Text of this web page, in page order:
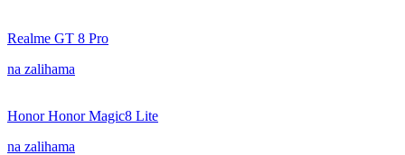
Realme GT 8 Pro
na zalihama
Honor Honor Magic8 Lite
na zalihama